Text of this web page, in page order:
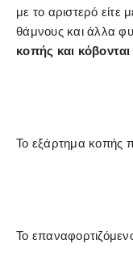
με το αριστερό είτε
θάμνους και άλλα
κοπής και
Το εξάρτημα κοπής
Το